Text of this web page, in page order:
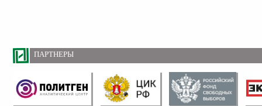
ПАРТНЕРЫ